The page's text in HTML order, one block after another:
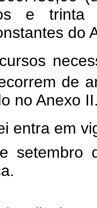
e
do
de
no Anexo
entra em
setembro